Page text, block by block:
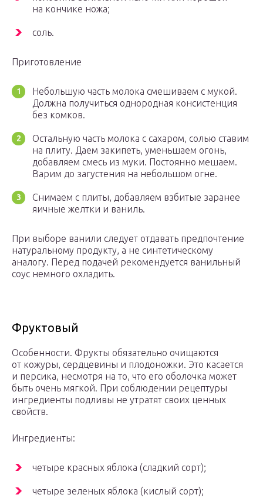
на кончике ножа;
соль.
Приготовление
Небольшую часть молока смешиваем с мукой.
Должна получиться однородная консистенция
без комков.
Остальную часть молока с сахаром, солью ставим
на плиту. Даем закипеть, уменьшаем огонь,
добавляем смесь из муки. Постоянно мешаем.
Варим до загустения на небольшом огне.
Снимаем с плиты, добавляем взбитые заранее
яичные желтки и ваниль.
При выборе ванили следует отдавать предпочтение
натуральному продукту, а не синтетическому
аналогу. Перед подачей рекомендуется ванильный
соус немного охладить.
Фруктовый
Особенности. Фрукты обязательно очищаются
от кожуры, сердцевины и плодоножки. Это касается
и персика, несмотря на то, что его оболочка может
быть очень мягкой. При соблюдении рецептуры
ингредиенты подливы не утратят своих ценных
свойств.
Ингредиенты:
четыре красных яблока (сладкий сорт);
четыре зеленых яблока (кислый сорт);